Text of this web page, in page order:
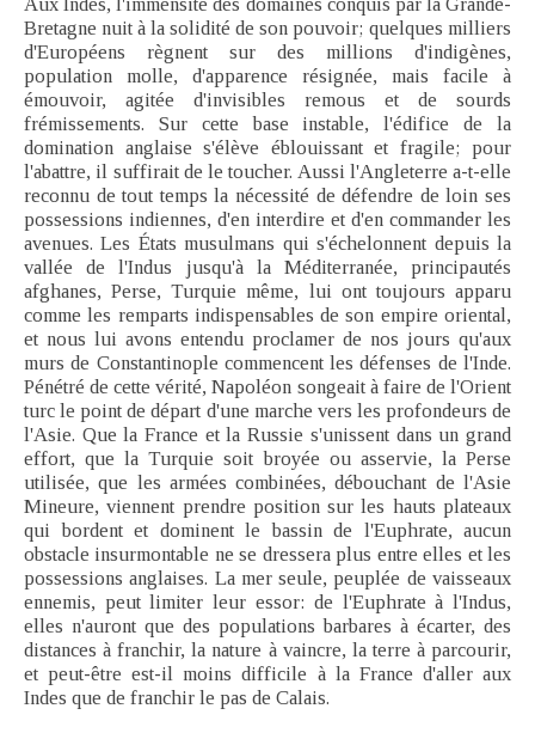
Aux Indes, l'immensité des domaines conquis par la Grande-
Bretagne nuit à la solidité de son pouvoir; quelques milliers
d'Européens règnent sur des millions d'indigènes,
population molle, d'apparence résignée, mais facile à
émouvoir, agitée d'invisibles remous et de sourds
frémissements. Sur cette base instable, l'édifice de la
domination anglaise s'élève éblouissant et fragile; pour
l'abattre, il suffirait de le toucher. Aussi l'Angleterre a-t-elle
reconnu de tout temps la nécessité de défendre de loin ses
possessions indiennes, d'en interdire et d'en commander les
avenues. Les États musulmans qui s'échelonnent depuis la
vallée de l'Indus jusqu'à la Méditerranée, principautés
afghanes, Perse, Turquie même, lui ont toujours apparu
comme les remparts indispensables de son empire oriental,
et nous lui avons entendu proclamer de nos jours qu'aux
murs de Constantinople commencent les défenses de l'Inde.
Pénétré de cette vérité, Napoléon songeait à faire de l'Orient
turc le point de départ d'une marche vers les profondeurs de
l'Asie. Que la France et la Russie s'unissent dans un grand
effort, que la Turquie soit broyée ou asservie, la Perse
utilisée, que les armées combinées, débouchant de l'Asie
Mineure, viennent prendre position sur les hauts plateaux
qui bordent et dominent le bassin de l'Euphrate, aucun
obstacle insurmontable ne se dressera plus entre elles et les
possessions anglaises. La mer seule, peuplée de vaisseaux
ennemis, peut limiter leur essor: de l'Euphrate à l'Indus,
elles n'auront que des populations barbares à écarter, des
distances à franchir, la nature à vaincre, la terre à parcourir,
et peut-être est-il moins difficile à la France d'aller aux
Indes que de franchir le pas de Calais.